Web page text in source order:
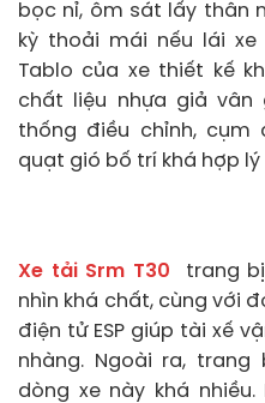
bọc nỉ, ôm sát lấy thân
kỳ thoải mái nếu lái
Tablo của xe thiết kế
chất liệu nhựa giả
thống điều chỉnh, cụm
quạt gió bố trí khá hợp lý
Xe tải Srm T30 trang
nhìn khá chất, cùng với
điện tử ESP giúp tài xế
nhàng. Ngoài ra,
dòng xe này khá nhiều.